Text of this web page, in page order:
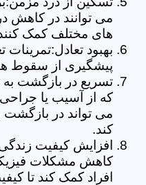
می توانند در کاهش
های مختلف کمک
بهبود تعادل:تمرینات
پیشگیری از سقوط
تسریع در بازگشت به
که از آسیب یا جراحی
می تواند در
کند.
افزایش کیفیت
کاهش مشکلات
افراد کمک کند تا